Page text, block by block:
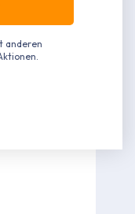
anderen